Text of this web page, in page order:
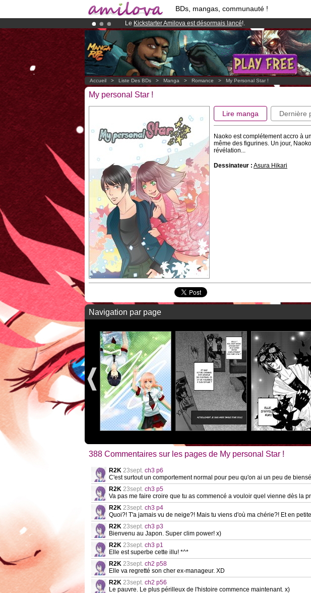
BDs, mangas, communauté !
Le Kickstarter Amilova est désormais lancé!.
Déjà 134393membreset 1208BDs & Mangas!
Abonnement premium: à partir de
3.95 eurospar mois !Clique ici
Accueil > Liste Des BDs > Manga > Romance > My Personal Star !
My personal Star !
Lire manga Dernière
Naoko est complétement accro à
même des figurines. Un jour,
révélation...
Dessinateur : Asura Hikari
Navigation par page
388 Commentaires sur les pages de My personal Star !
R2K 23sept. ch3 p6
C'est surtout un comportement normal pour peu qu'on ai un peu de
R2K 23sept. ch3 p5
Va pas me faire croire que tu as commencé a vouloir quel vienne dès la
R2K 23sept. ch3 p4
Quoi?! T'a jamais vu de neige?! Mais tu viens d'où ma chérie?! Et en
R2K 23sept. ch3 p3
Bienvenu au Japon. Super clim power! x)
R2K 23sept. ch3 p1
Elle est superbe cette illu! *^*
R2K 23sept. ch2 p58
Elle va regretté son cher ex-manageur. XD
R2K 23sept. ch2 p56
Le pauvre. Le plus périlleux de l'histoire commence maintenant. x)